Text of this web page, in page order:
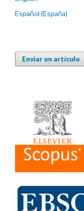
Español (España)
Enviar un artículo